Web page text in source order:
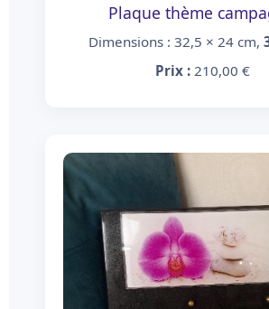
Plaque thème
Dimensions : 32,5 × 24 cm,
Prix :210,00 €